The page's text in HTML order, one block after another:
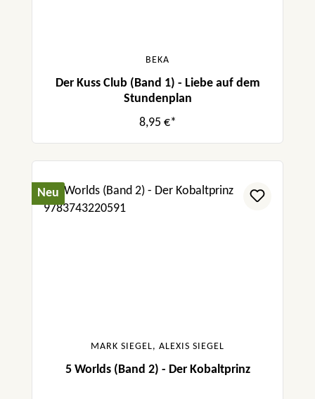
BEKA
Der Kuss Club (Band 1) - Liebe auf dem
Stundenplan
8,95 €*
Neu
MARK SIEGEL, ALEXIS SIEGEL
5 Worlds (Band 2) - Der Kobaltprinz